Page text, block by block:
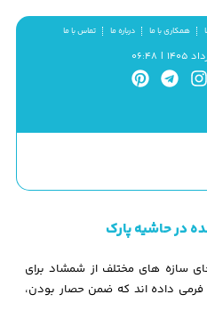
همکاری با ما درباره ما تماس با ما
در حاشیه پارک
سازه های مختلف از شمشاد برای
داده اند که ضمن حصار بودن،